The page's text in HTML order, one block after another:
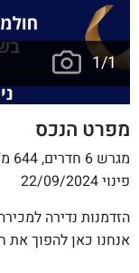
1/1
מפרט הנכס
מגרש 6 חדרים, 644 מ"ר מגרש, 644 מ"ר גינה
פינוי 22/09/2024
הזדמנות נדירה
אנחנו כאן להפוך את